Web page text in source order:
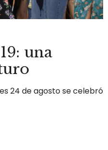
una
24 de agosto se celebró